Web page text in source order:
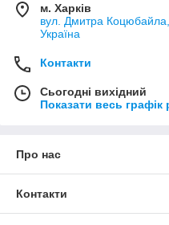
м. Харків
вул. Дмитра
Україна
Контакти
Сьогодні вихідний
Показати весь графік
Про нас
Контакти